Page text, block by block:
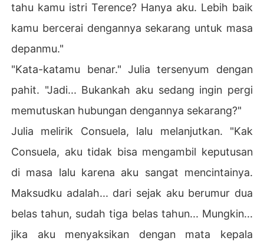
tahu kamu istri Terence? Hanya aku. Lebih baik
kamu bercerai dengannya sekarang untuk masa
depanmu."
"Kata-katamu benar." Julia tersenyum dengan
pahit. "Jadi... Bukankah aku sedang ingin pergi
memutuskan hubungan dengannya sekarang?"
Julia melirik Consuela, lalu melanjutkan. "Kak
Consuela, aku tidak bisa mengambil keputusan
di masa lalu karena aku sangat mencintainya.
Maksudku adalah... dari sejak aku berumur dua
belas tahun, sudah tiga belas tahun... Mungkin...
jika aku menyaksikan dengan mata kepala